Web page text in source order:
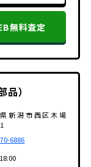
無料査定
）
新潟市西区木場
6886